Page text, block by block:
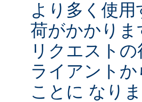
より多く使
荷がかかり
リクエスト
ライアント
ことに なりま